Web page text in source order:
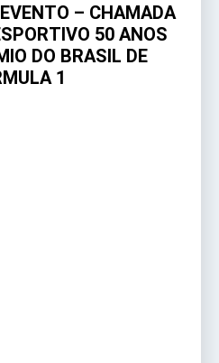
– CHAMADA
50 ANOS
DO BRASIL DE
1